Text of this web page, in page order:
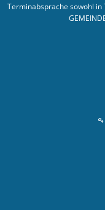
Terminabsprache sowohl in